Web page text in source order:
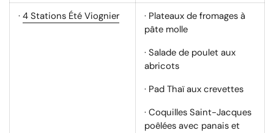
· 4 Stations Été Viognier
· Plateaux de fromages à
pâte molle
· Salade de poulet aux
abricots
· Pad Thaï aux crevettes
· Coquilles Saint-Jacques
poêlées avec panais et